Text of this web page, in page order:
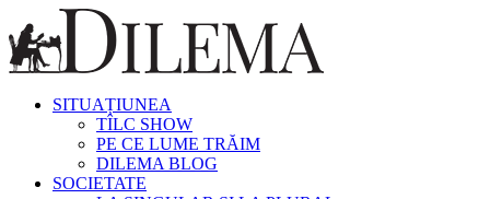
SITUAȚIUNEA
TÎLC SHOW
PE CE LUME TRĂIM
DILEMA BLOG
SOCIETATE